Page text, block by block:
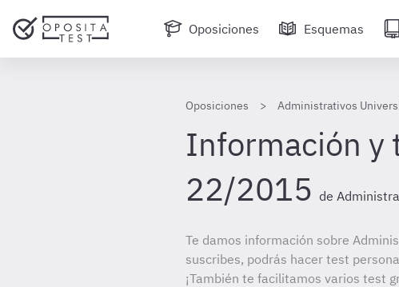
Oposiciones Esquemas
Oposiciones Administrativos
Información y
22/2015 de
Te damos información sobre
suscribes, podrás hacer test
¡También te facilitamos varios test